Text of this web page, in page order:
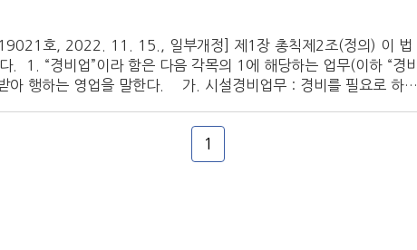
이용하는 건축물ㆍ시설물등의 청결유지와 실내공기정화를 위한 청
2호부터 제4호까지, 제6호 및 제7호의 영업은 대통령령이 정하는
공중위생영업의 신고 및 폐업신고) ①공중위생영업을 하고자 하는
령이 정하는 시설 및 설비를 갖추고 시장ㆍ군수ㆍ구청장(자치구의
여
호, 2022. 11. 15., 일부개정] 제1장 총칙제2조(정의) 이 법
. 1. “경비업”이라 함은 다음 각목의 1에 해당하는 업무(이하 “경비
아 행하는 영업을 말한다. 가. 시설경비업무 : 경비를 필요로 하는
현금ㆍ유가증권ㆍ귀금속ㆍ상품 그 밖의 물건에 대하여 도난ㆍ화
보호업무 : 사람의 생명이나 신체에 대한 위해의 발생을 방지하고
무 : 경비대상시설에 설치한 기기에 의하여 감지ㆍ송신된 정보를
1